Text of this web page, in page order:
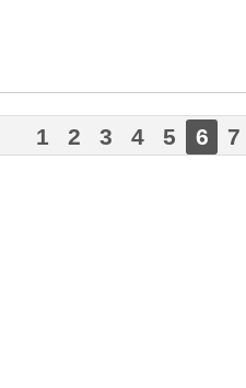
1 2 3 4 5 6 7